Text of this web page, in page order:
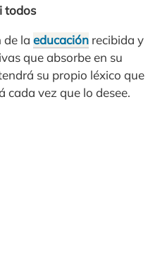
todos
de la educación recibida y
que absorbe en su
su propio léxico que
cada vez que lo desee.